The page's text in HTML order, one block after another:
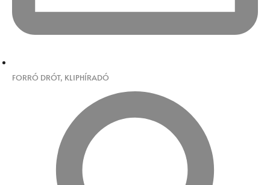
FORRÓ DRÓT, KLIPHÍRADÓ